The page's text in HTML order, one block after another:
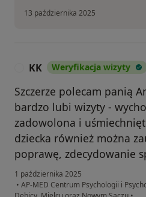
13 października 2025
KK Weryfikacja wizyty
Szczerze polecam panią
bardzo lubi wizyty -
zadowolona i
dziecka również można
poprawę, zdecydowanie
1 października 2025
• AP-MED Centrum Psychologii i